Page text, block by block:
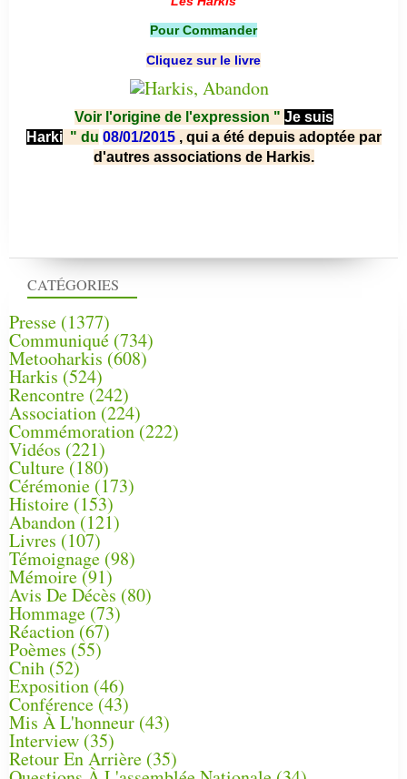
CATÉGORIES
Presse (1377)
Communiqué (734)
Metooharkis (608)
Harkis (524)
Rencontre (242)
Association (224)
Commémoration(222)
Vidéos (221)
Culture(180)
Cérémonie (173)
Histoire (153)
Abandon(121)
Livres (107)
Témoignage (98)
Mémoire (91)
Avis De Décès (80)
Hommage (73)
Réaction(67)
Poèmes (55)
Cnih (52)
Exposition (46)
Conférence(43)
Mis À L'honneur (43)
Interview (35)
Retour En Arrière (35)
Pour Commander
Cliquez sur le livre
Voir l'origine de l'expression " Je suis
Harki " du 08/01/2015 , qui a été depuis adoptée par
d'autres associations de Harkis.